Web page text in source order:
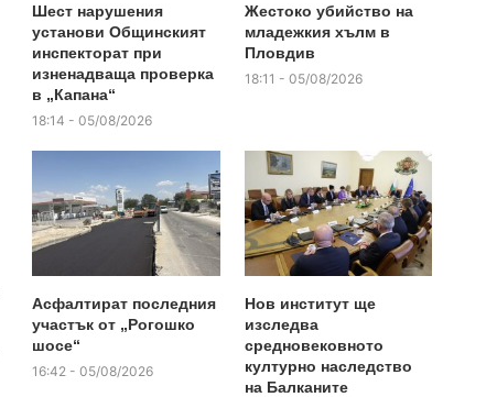
Шест нарушения
установи Общинският
инспекторат при
изненадваща проверка
в „Капана“
18:14 - 05/08/2026
Жестоко убийство на
младежкия хълм в
Пловдив
18:11 - 05/08/2026
Асфалтират последния
участък от „Рогошко
шосе“
16:42 - 05/08/2026
Нов институт ще
изследва
средновековното
културно наследство
на Балканите